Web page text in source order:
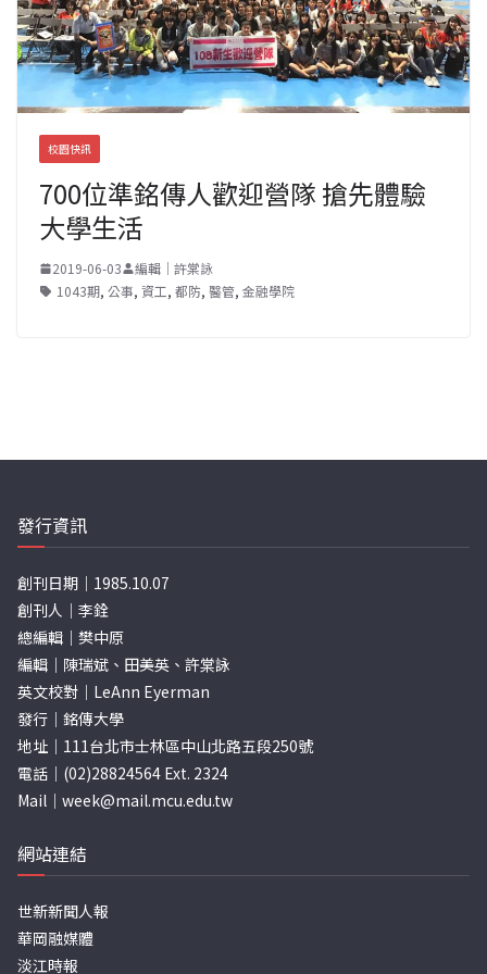
校園快訊
700位準銘傳人歡迎營隊 搶先體驗
大學生活
2019-06-03
編輯｜許棠詠
1043期, 公事, 資工, 都防, 醫管, 金融學院
發行資訊
創刊日期｜1985.10.07
創刊人｜李銓
總編輯｜樊中原
編輯｜陳瑞斌、田美英、許棠詠
英文校對｜LeAnn Eyerman
發行｜銘傳大學
地址｜111台北市士林區中山北路五段250號
電話｜(02)28824564 Ext. 2324
Mail｜ week@mail.mcu.edu.tw
網站連結
世新新聞人報
華岡融媒體
淡江時報